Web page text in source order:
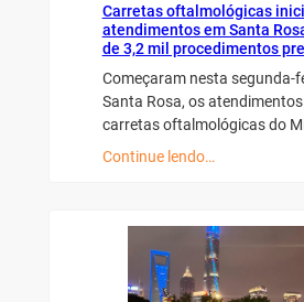
Carretas oftalmológicas
atendimentos em Santa
de 3,2 mil procedimentos
Começaram nesta segunda-
Santa Rosa, os
carretas oftalmológicas do
Continue lendo…